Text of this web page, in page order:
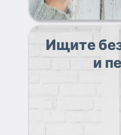
Ищите
и